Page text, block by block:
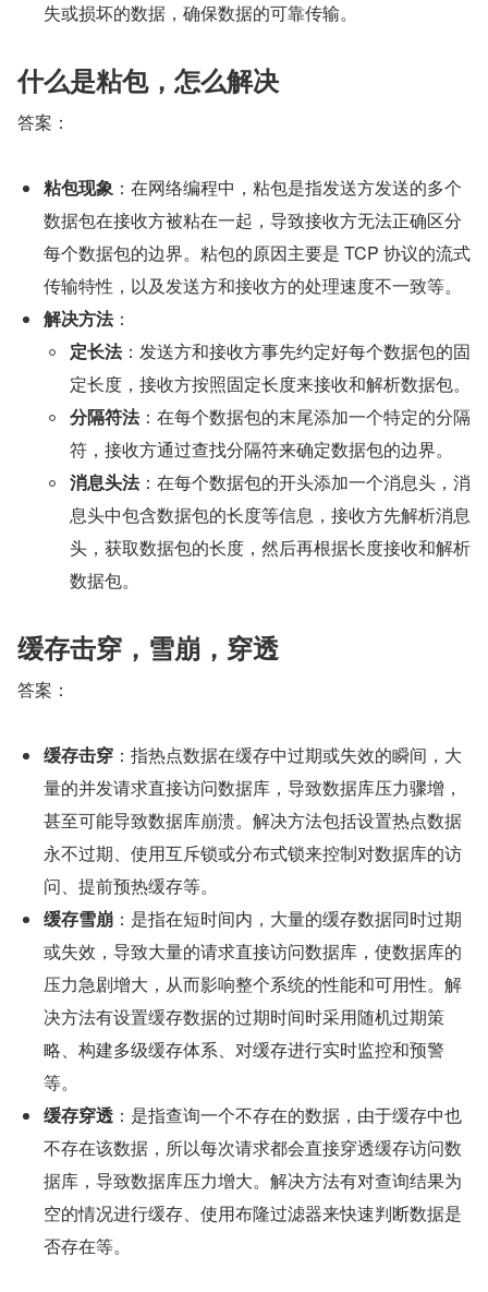
失或损坏的数据，确保数据的可靠传输。
什么是粘包，怎么解决
答案：
粘包现象 ：在网络编程中，粘包是指发送方发送的多个
数据包在接收方被粘在一起，导致接收方无法正确区分
每个数据包的边界。粘包的原因主要是 TCP 协议的流式
传输特性，以及发送方和接收方的处理速度不一致等。
解决方法：
定长法：发送方和接收方事先约定好每个数据包的固
定长度，接收方按照固定长度来接收和解析数据包。
分隔符法：在每个数据包的末尾添加一个特定的分隔
符，接收方通过查找分隔符来确定数据包的边界。
消息头法：在每个数据包的开头添加一个消息头，消
息头中包含数据包的长度等信息，接收方先解析消息
头，获取数据包的长度，然后再根据长度接收和解析
数据包。
缓存击穿，雪崩，穿透
答案：
缓存击穿 ：指热点数据在缓存中过期或失效的瞬间，大
量的并发请求直接访问数据库，导致数据库压力骤增，
甚至可能导致数据库崩溃。解决方法包括设置热点数据
永不过期、使用互斥锁或分布式锁来控制对数据库的访
问、提前预热缓存等。
缓存雪崩 ：是指在短时间内，大量的缓存数据同时过期
或失效，导致大量的请求直接访问数据库，使数据库的
压力急剧增大，从而影响整个系统的性能和可用性。解
决方法有设置缓存数据的过期时间时采用随机过期策
略、构建多级缓存体系、对缓存进行实时监控和预警
等。
缓存穿透 ：是指查询一个不存在的数据，由于缓存中也
不存在该数据，所以每次请求都会直接穿透缓存访问数
据库，导致数据库压力增大。解决方法有对查询结果为
空的情况进行缓存、使用布隆过滤器来快速判断数据是
否存在等。